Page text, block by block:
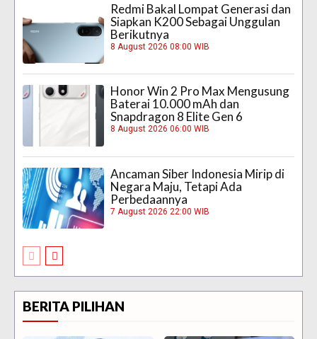
Redmi Bakal Lompat Generasi dan
Siapkan K200 Sebagai Unggulan
Berikutnya
8 August 2026 08:00 WIB
Honor Win 2 Pro Max Mengusung
Baterai 10.000 mAh dan
Snapdragon 8 Elite Gen 6
8 August 2026 06:00 WIB
Ancaman Siber Indonesia Mirip di
Negara Maju, Tetapi Ada
Perbedaannya
7 August 2026 22:00 WIB
BERITA PILIHAN